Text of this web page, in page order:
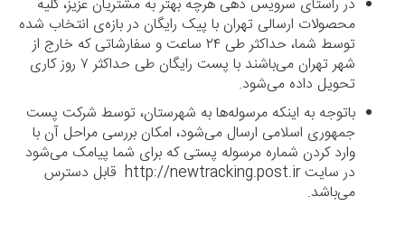
محصولات ارسالی تهران با پیک رایگان در بازه‌ی انتخاب شده
توسط شما، حداکثر طی ۲۴ ساعت و سفارشاتی که خارج از
شهر تهران می‌باشند با پست رایگان طی حداکثر ۷ روز کاری
تحویل داده می‌شود.
باتوجه به اینکه مرسوله‌ها به شهرستان، توسط شرکت پست
جمهوری اسلامی ارسال می‌شود، امکان بررسی مراحل آن با
وارد کردن شماره مرسوله پستی که برای شما پیامک می‌شود
در سایت http://newtracking.post.ir قابل دسترس
می‌باشد.